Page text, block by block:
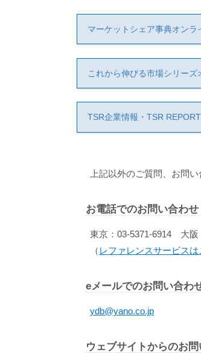
マーケットシェア事典オン
これから伸びる市場シリー
上記以外のご質問、お問
お電話でのお問い合わせ
東京：03-5371-6914 大阪
（ レファレンスサービスは
eメールでのお問い合わ
ydb@yano.co.jp
ウェブサイトからのお